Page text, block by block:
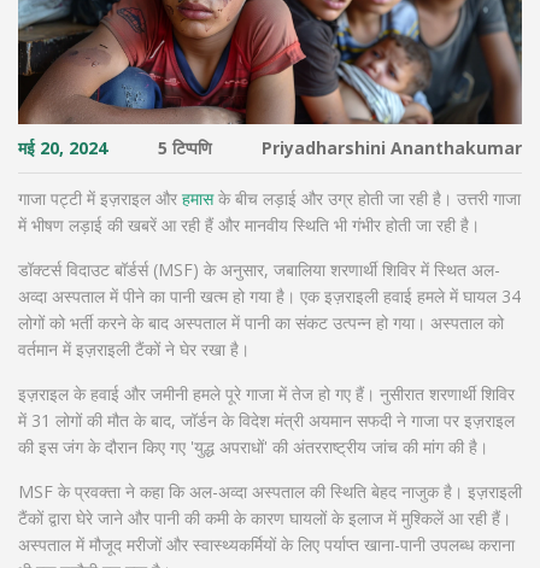
मई 20, 2024 5 टिप्पणि Priyadharshini Ananthakumar
गाजा पट्टी में इज़राइल और हमासके बीच लड़ाई और उग्र होती जा रही है। उत्तरी गाजा
में भीषण लड़ाई की खबरें आ रही हैं और मानवीय स्थिति भी गंभीर होती जा रही है।
डॉक्टर्स विदाउट बॉर्डर्स (MSF) के अनुसार, जबालिया शरणार्थी शिविर में स्थित अल-
अव्दा अस्पताल में पीने का पानी खत्म हो गया है। एक इज़राइली हवाई हमले में घायल 34
लोगों को भर्ती करने के बाद अस्पताल में पानी का संकट उत्पन्न हो गया। अस्पताल को
वर्तमान में इज़राइली टैंकों ने घेर रखा है।
इज़राइल के हवाई और जमीनी हमले पूरे गाजा में तेज हो गए हैं। नुसीरात शरणार्थी शिविर
में 31 लोगों की मौत के बाद, जॉर्डन के विदेश मंत्री अयमान सफदी ने गाजा पर इज़राइल
की इस जंग के दौरान किए गए 'युद्ध अपराधों' की अंतरराष्ट्रीय जांच की मांग की है।
MSF के प्रवक्ता ने कहा कि अल-अव्दा अस्पताल की स्थिति बेहद नाजुक है। इज़राइली
टैंकों द्वारा घेरे जाने और पानी की कमी के कारण घायलों के इलाज में मुश्किलें आ रही हैं।
अस्पताल में मौजूद मरीजों और स्वास्थ्यकर्मियों के लिए पर्याप्त खाना-पानी उपलब्ध कराना